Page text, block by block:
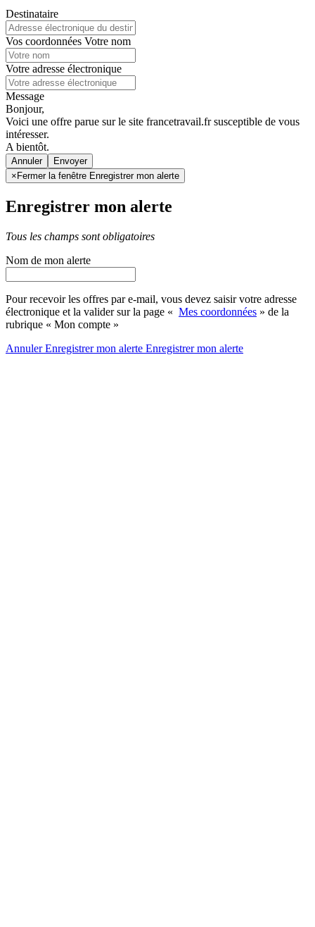
Destinataire
Vos coordonnées Votre nom
Votre adresse électronique
Message
Bonjour,
Voici une offre parue sur le site francetravail.fr susceptible de vous
intéresser.
A bientôt.
Annuler
× Fermer la fenêtre Enregistrer mon alerte
Enregistrer mon alerte
Tous les champs sont obligatoires
Nom de mon alerte
Pour recevoir les offres par e-mail, vous devez saisir votre adresse
électronique et la valider sur la page « Mes coordonnées » de la
rubrique « Mon compte »
AnnulerEnregistrer mon alerte Enregistrermon alerte